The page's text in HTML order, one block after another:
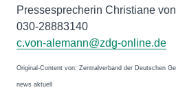
Pressesprecherin Christiane
030-28883140
c.von-alemann@zdg-online.de
Original-Content von: Zentralverband der Deutschen
news aktuell